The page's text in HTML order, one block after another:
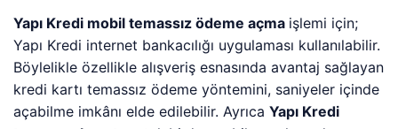
Yapı Kredi mobil temassız ödeme açma işlemi için;
Yapı Kredi internet bankacılığı uygulaması kullanılabilir.
Böylelikle özellikle alışveriş esnasında avantaj sağlayan
kredi kartı temassız ödeme yöntemini, saniyeler içinde
açabilme imkânı elde edilebilir. AyrıcaYapı Kredi